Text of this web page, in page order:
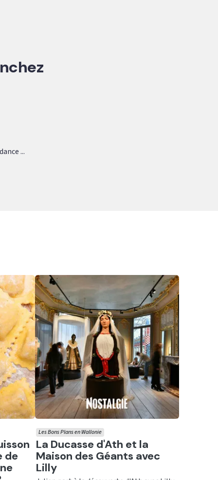
...
de
Ecouter
La Ducasse d'Ath et la
Maison des Géants avec
Lilly
Les Bons Plans en Wallonie